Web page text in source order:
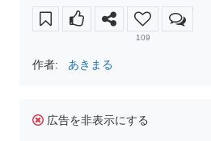
109
作者: あきまる
広告を非表示にする